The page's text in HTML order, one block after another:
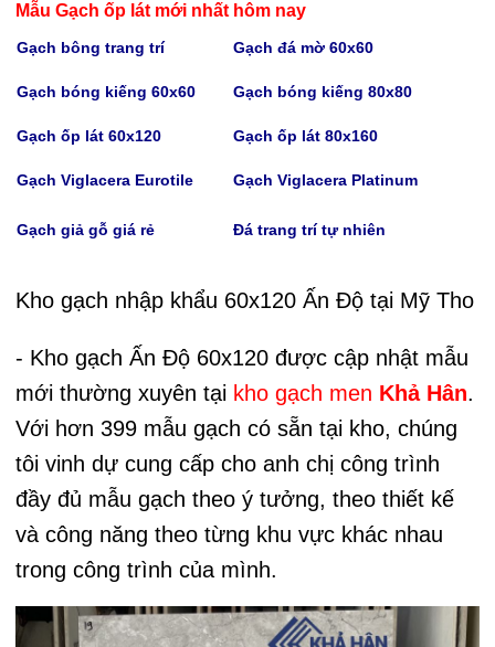
Mẫu Gạch ốp lát mới nhất hôm nay
Gạch bông trang trí Gạchđá mờ 60x60
Gạch bóng kiếng 60x60 Gạch bóng kiếng80x80
Gạchốp lát 60x120 Gạchốp lát 80x160
Gạch Viglacera Eurotile Gạch Viglacera Platinum
Gạch giả gỗ giá rẻ Đá trang trí tự nhiên
Kho gạch nhập khẩu 60x120 Ấn Độ tại Mỹ Tho
- Kho gạch Ấn Độ 60x120 được cập nhật mẫu
mới thường xuyên tại kho gạch men Khả Hân.
Với hơn 399 mẫu gạch có sẵn tại kho, chúng
tôi vinh dự cung cấp cho anh chị công trình
đầy đủ mẫu gạch theo ý tưởng, theo thiết kế
và công năng theo từng khu vực khác nhau
trong công trình của mình.